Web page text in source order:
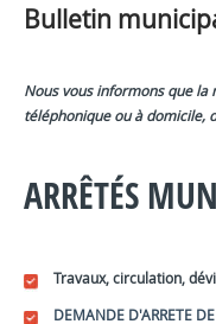
Bulletin
Nous vous informons que
téléphonique ou à domicile,
ARRÊTÉS
Travaux, circulation,
DEMANDE D'ARRETE